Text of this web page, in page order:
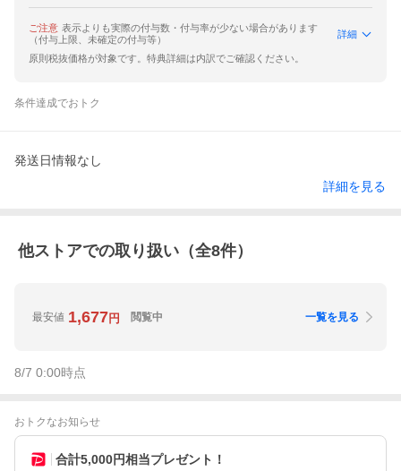
ご注意 表示よりも実際の付与数・付与率が少ない場合があります
（付与上限、未確定の付与等）
詳細
原則税抜価格が対象です。特典詳細は内訳でご確認ください。
条件達成でおトク
発送日情報なし
詳細を見る
他ストアでの取り扱い（全8件）
最安値 1,677円 閲覧中 一覧を見る
8/7 0:00時点
おトクなお知らせ
合計5,000円相当プレゼント！